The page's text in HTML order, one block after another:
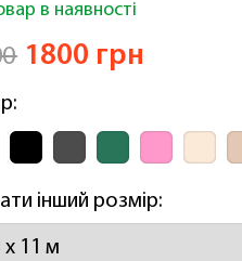
в наявності
1800 грн
інший розмір: